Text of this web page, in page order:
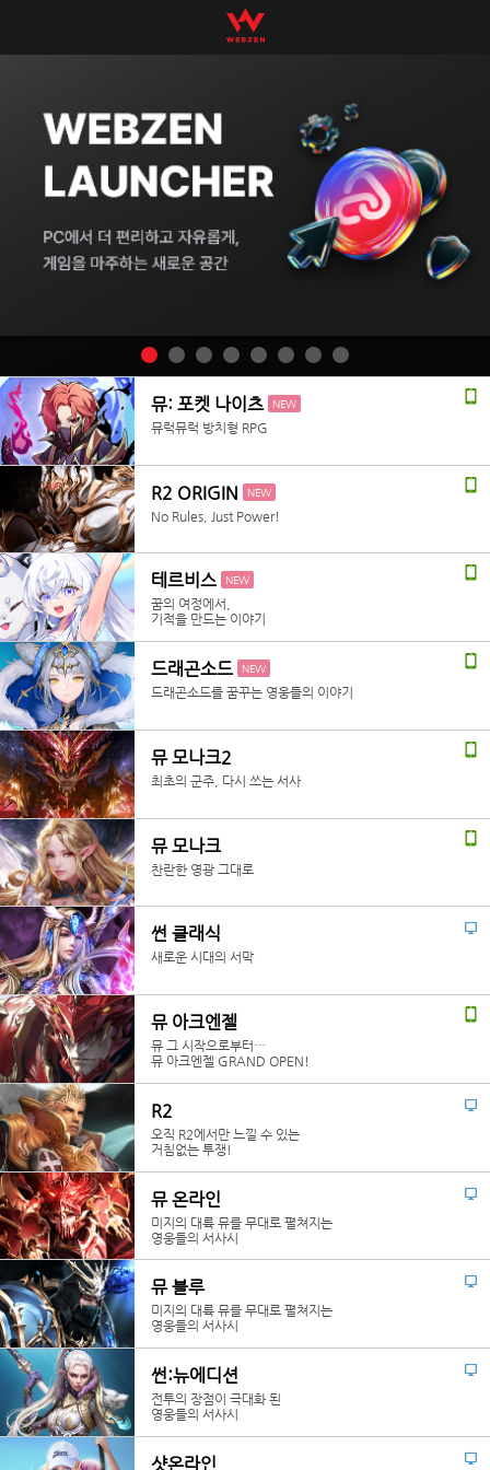
뮤: 포켓 나이츠 NEW
뮤럭뮤럭 방치형 RPG
R2 ORIGIN NEW
No Rules, Just Power!
테르비스 NEW
꿈의 여정에서,
기적을 만드는 이야기
드래곤소드 NEW
드래곤소드를 꿈꾸는 영웅들의 이야기
뮤 모나크2
최초의 군주, 다시 쓰는 서사
뮤 모나크
찬란한 영광 그대로
썬 클래식
새로운 시대의 서막
뮤 아크엔젤
뮤 그 시작으로부터…
뮤 아크엔젤 GRAND OPEN!
R2
오직 R2에서만 느낄 수 있는
거침없는 투쟁!
뮤 온라인
미지의 대륙 뮤를 무대로 펼쳐지는
영웅들의 서사시
뮤 블루
미지의 대륙 뮤를 무대로 펼쳐지는
영웅들의 서사시
썬:뉴에디션
전투의 장점이 극대화 된
영웅들의 서사시
샷온라인